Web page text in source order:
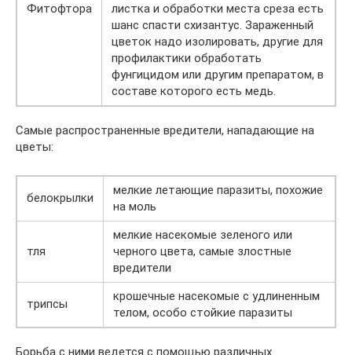
Фитофтора
листка и обработки места среза есть
шанс спасти схизантус. Зараженный
цветок надо изолировать, другие для
профилактики обработать
фунгицидом или другим препаратом, в
составе которого есть медь.
Самые распространенные вредители, нападающие на
цветы:
белокрылки
мелкие летающие паразиты, похожие
на моль
тля
мелкие насекомые зеленого или
черного цвета, самые злостные
вредители
трипсы
крошечные насекомые с удлиненным
телом, особо стойкие паразиты
Борьба с ними ведется с помощью различных